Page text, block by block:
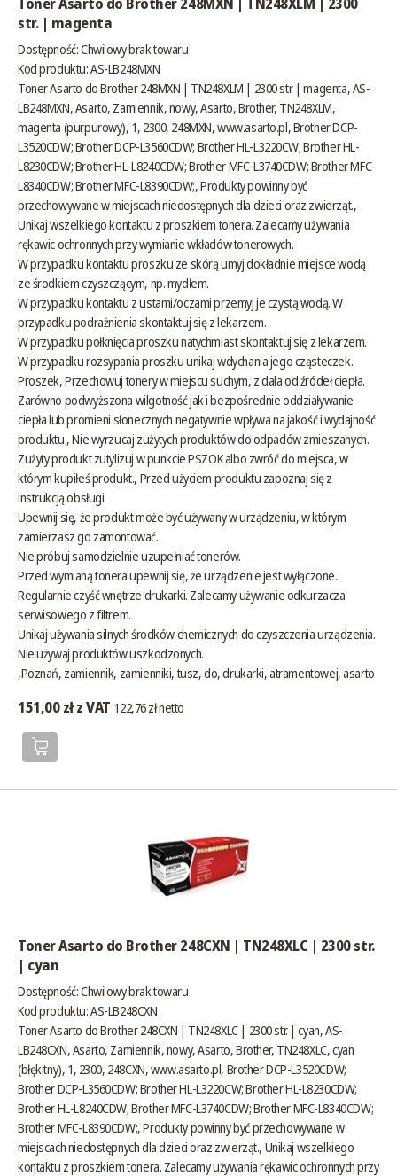
str. | magenta
Dostępność:Chwilowy brak towaru
Kod produktu: AS-LB248MXN
Toner Asarto do Brother 248MXN | TN248XLM | 2300 str. | magenta, AS-
LB248MXN, Asarto, Zamiennik, nowy, Asarto, Brother, TN248XLM,
magenta (purpurowy), 1, 2300, 248MXN,www.asarto.pl, Brother DCP-
L3520CDW; Brother DCP-L3560CDW; Brother HL-L3220CW; Brother HL-
L8230CDW; Brother HL-L8240CDW; Brother MFC-L3740CDW; Brother MFC-
L8340CDW; Brother MFC-L8390CDW;, Produkty powinny być
przechowywane w miejscach niedostępnych dla dzieci oraz zwierząt.,
Unikaj wszelkiego kontaktu z proszkiem tonera. Zalecamy używania
rękawic ochronnych przy wymianie wkładów tonerowych.
W przypadku kontaktu proszku ze skórą umyj dokładnie miejsce wodą
ze środkiem czyszczącym, np. mydłem.
W przypadku kontaktu z ustami/oczami przemyj je czystą wodą. W
przypadku podrażnienia skontaktuj się z lekarzem.
W przypadku połknięcia proszku natychmiast skontaktuj się z lekarzem.
W przypadku rozsypania proszku unikaj wdychania jego cząsteczek.
Proszek, Przechowuj tonery w miejscu suchym, z dala od źródeł ciepła.
Zarówno podwyższona wilgotność jak i bezpośrednie oddziaływanie
ciepła lub promieni słonecznych negatywnie wpływa na jakość i wydajność
produktu., Nie wyrzucaj zużytych produktów do odpadów zmieszanych.
Zużyty produkt zutylizuj w punkcie PSZOK albo zwróć do miejsca, w
którym kupiłeś produkt., Przed użyciem produktu zapoznaj się z
instrukcją obsługi.
Upewnij się, że produkt może być używany w urządzeniu, w którym
zamierzasz go zamontować.
Nie próbuj samodzielnie uzupełniać tonerów.
Przed wymianą tonera upewnij się, że urządzenie jest wyłączone.
Regularnie czyść wnętrze drukarki. Zalecamy używanie odkurzacza
serwisowego z filtrem.
Unikaj używania silnych środków chemicznych do czyszczenia urządzenia.
Nie używaj produktów uszkodzonych.
,Poznań, zamiennik, zamienniki, tusz, do, drukarki, atramentowej, asarto
151,00 zł z VAT 122,76 zł netto
Toner Asarto do Brother 248CXN | TN248XLC | 2300 str.
| cyan
Dostępność:Chwilowy brak towaru
Kod produktu: AS-LB248CXN
Toner Asarto do Brother 248CXN | TN248XLC | 2300 str. | cyan, AS-
LB248CXN, Asarto, Zamiennik, nowy, Asarto, Brother, TN248XLC, cyan
(błękitny), 1, 2300, 248CXN,www.asarto.pl, Brother DCP-L3520CDW;
Brother DCP-L3560CDW; Brother HL-L3220CW; Brother HL-L8230CDW;
Brother HL-L8240CDW; Brother MFC-L3740CDW; Brother MFC-L8340CDW;
Brother MFC-L8390CDW;, Produkty powinny być przechowywane w
miejscach niedostępnych dla dzieci oraz zwierząt., Unikaj wszelkiego
kontaktu z proszkiem tonera. Zalecamy używania rękawic ochronnych przy